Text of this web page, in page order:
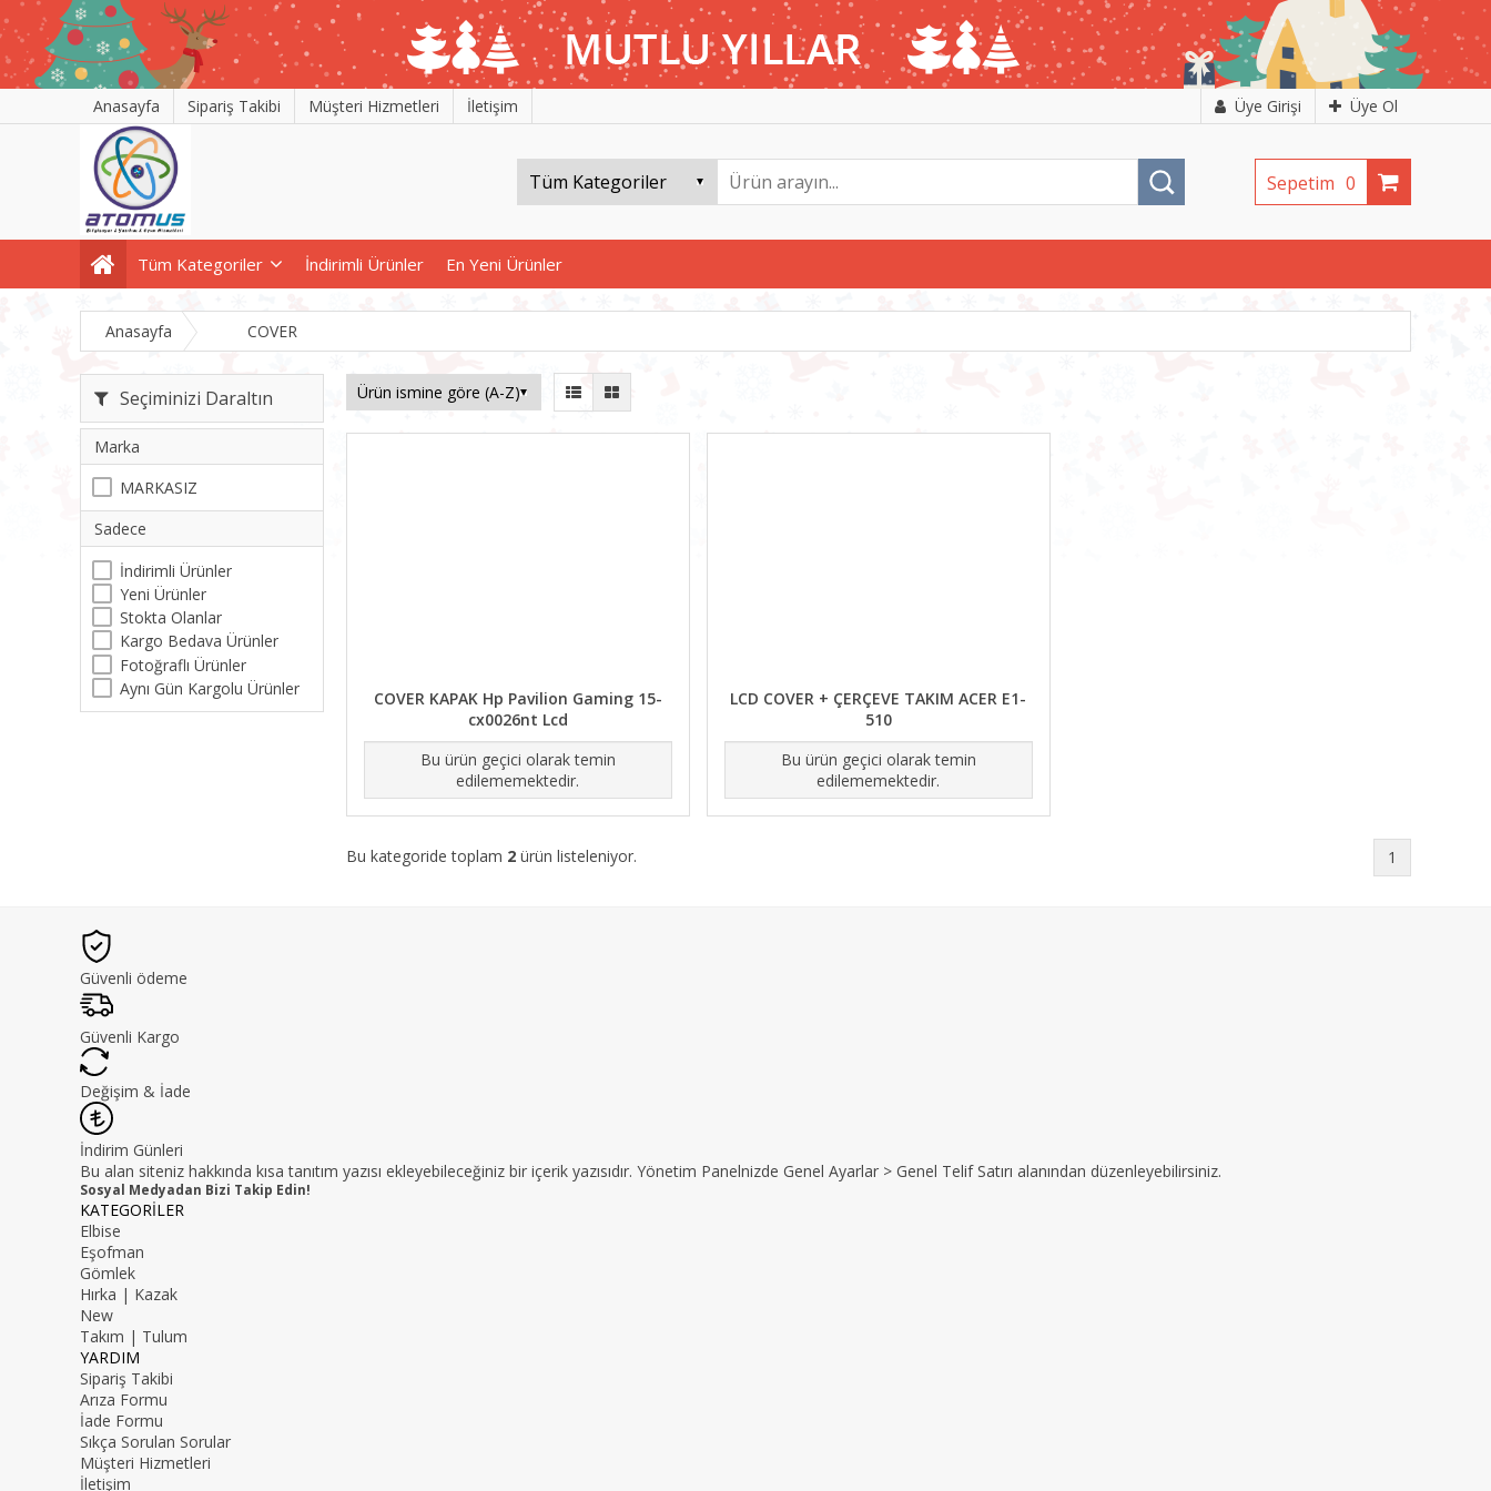
Anasayfa Sipariş Takibi Müşteri Hizmetleri İletişim Üye Girişi Üye Ol
Sepetim 0
Tüm Kategoriler İndirimli Ürünler En Yeni Ürünler
Anasayfa COVER
Seçiminizi Daraltın
Marka
MARKASIZ
Sadece
İndirimli Ürünler
Yeni Ürünler
Stokta Olanlar
Kargo Bedava Ürünler
Fotoğraflı Ürünler
Aynı Gün Kargolu Ürünler
COVER KAPAK Hp Pavilion Gaming 15-
cx0026nt Lcd
Bu ürün geçici olarak temin
edilememektedir.
LCD COVER + ÇERÇEVE TAKIM ACER E1-
510
Bu ürün geçici olarak temin
edilememektedir.
Bu kategoride toplam 2 ürün listeleniyor. 1
Güvenli ödeme
Güvenli Kargo
Değişim & İade
İndirim Günleri
Bu alan siteniz hakkında kısa tanıtım yazısı ekleyebileceğiniz bir içerik yazısıdır. Yönetim Panelnizde Genel Ayarlar > Genel Telif Satırı alanından düzenleyebilirsiniz.
Sosyal Medyadan Bizi Takip Edin!
KATEGORİLER
Elbise
Eşofman
Gömlek
Hırka | Kazak
New
Takım | Tulum
YARDIM
Sipariş Takibi
Arıza Formu
İade Formu
Sıkça Sorulan Sorular
Müşteri Hizmetleri
İletişim